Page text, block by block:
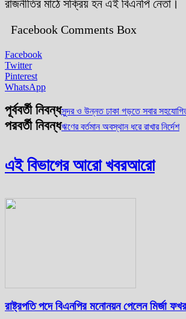
রাজনীতির মাঠে সক্রিয় হন এই বিএনপি নেতা।
Facebook Comments Box
Facebook
Twitter
Pinterest
WhatsApp
পূর্ববর্তী নিবন্ধসুন্দর ও উন্নত ঢাকা গড়তে সবার
পরবর্তী নিবন্ধঋণের বর্তমান অবস্থান ধরে রাখার নির্দেশ
এই বিভাগের আরো খবরআরো
রাষ্ট্রপতি পদে বিএনপির মনোনয়ন পেলেন মির্জা